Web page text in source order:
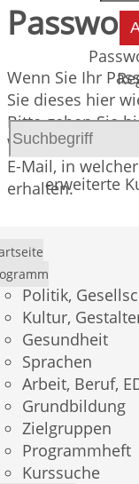
erweiterte
Politik,
Kultur,
Gesundheit
Sprachen
Arbeit, Beruf,
Grundbildung
Zielgruppen
Programmheft
Kurssuche
Wenn Sie Ihr
Sie dieses hier
Bitte geben Sie
Wenn Sie diese
E-Mail, in
erhalten.
Benutzername